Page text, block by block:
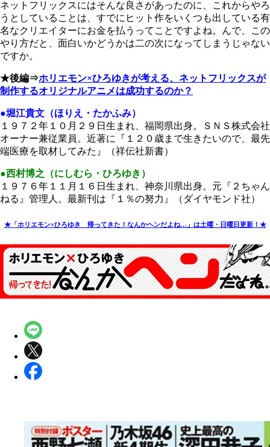
ネットフリックスにはそんな良さがあったのに、これからやろ
うとしていることは、すでにヒット作をいくつも出している有
名なクリエイターにお金を払うってことですよね。んで、この
やり方だと、面白いかどうかは二の次になってしまうじゃない
ですか。
★後編⇒ホリエモン×ひろゆきが考える、ネットフリックスが
制作するオリジナルアニメは成功するのか？
●堀江貴文（ほりえ・たかふみ）
１９７２年１０月２９日生まれ、福岡県出身。ＳＮＳ株式会社
オーナー兼従業員。近著に『１２０歳まで生きたいので、最先
端医療を取材してみた』（祥伝社新書）
●西村博之（にしむら・ひろゆき）
１９７６年１１月１６日生まれ、神奈川県出身。元『２ちゃん
ねる』管理人。最新刊は『１％の努力』（ダイヤモンド社）
★「ホリエモン×ひろゆき 帰ってきた！なんかヘンだよね…」は土曜・日曜日更新！★